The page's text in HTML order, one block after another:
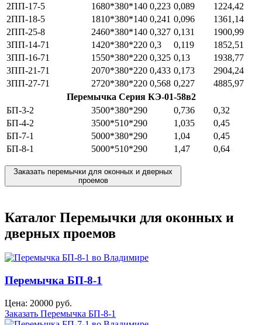
2ПП-17-5
1680*380*140 0,223 0,089
1224,42
2ПП-18-5
1810*380*140 0,241 0,096
1361,14
2ПП-25-8
2460*380*140 0,327 0,131
1900,99
3ПП-14-71
1420*380*220 0,3 0,119
1852,51
3ПП-16-71
1550*380*220 0,325 0,13
1938,77
3ПП-21-71
2070*380*220 0,433 0,173
2904,24
3ПП-27-71
2720*380*220 0,568 0,227
4885,97
Перемычка Серия КЭ-01-58в2
БП-3-2
3500*380*290 0,736
0,32
БП-4-2
3500*510*290 1,035
0,45
БП-7-1
5000*380*290 1,04
0,45
БП-8-1
5000*510*290 1,47 0,64
Заказать перемычки для оконных и дверных
проемов
Каталог Перемычки для оконных и
дверных проемов
Перемычка БП-8-1
Цена: 20000 руб.
Заказать Перемычка БП-8-1